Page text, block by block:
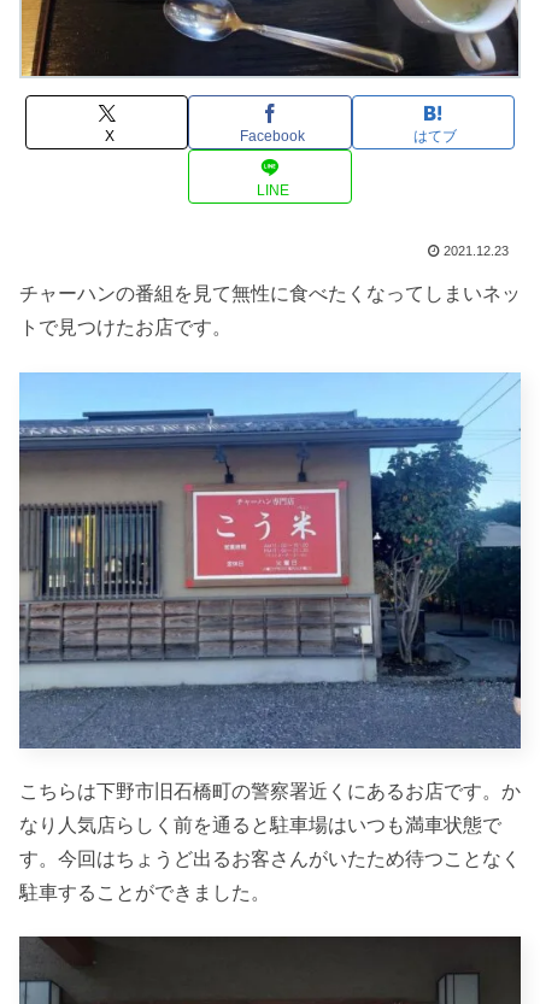
X Facebook はてブ
LINE
2021.12.23
チャーハンの番組を見て無性に食べたくなってしまいネッ
トで見つけたお店です。
こちらは下野市旧石橋町の警察署近くにあるお店です。か
なり人気店らしく前を通ると駐車場はいつも満車状態で
す。今回はちょうど出るお客さんがいたため待つことなく
駐車することができました。